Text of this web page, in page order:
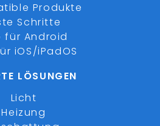
Produkte
Schritte
für Android
iOS/iPadOS
LÖSUNGEN
Licht
Heizung